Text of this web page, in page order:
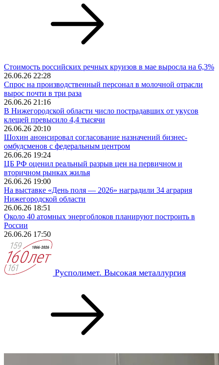
Стоимость российских речных круизов в мае выросла на 6,3%
26.06.26 22:28
Спрос на производственный персонал в молочной отрасли
вырос почти в три раза
26.06.26 21:16
В Нижегородской области число пострадавших от укусов
клещей превысило 4,4 тысячи
26.06.26 20:10
Шохин анонсировал согласование назначений бизнес-
омбудсменов с федеральным центром
26.06.26 19:24
ЦБ РФ оценил реальный разрыв цен на первичном и
вторичном рынках жилья
26.06.26 19:00
На выставке «День поля — 2026» наградили 34 агрария
Нижегородской области
26.06.26 18:51
Около 40 атомных энергоблоков планируют построить в
России
26.06.26 17:50
Русполимет. Высокая металлургия